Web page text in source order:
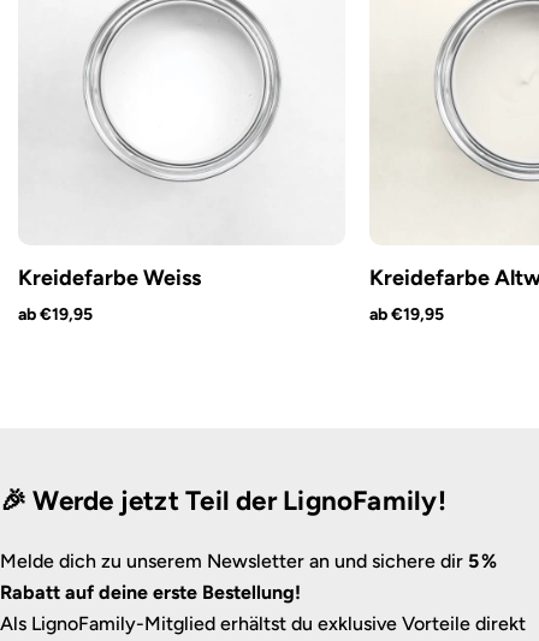
Kreidefarbe Weiss
ab €19,95
Kreidefarbe
ab €19,95
🎉 Werde jetzt Teil der LignoFamily!
Melde dich zu unserem Newsletter an und sichere dir 5 %
Rabatt auf deine erste Bestellung!
Als LignoFamily-Mitglied erhältst du exklusive Vorteile direkt